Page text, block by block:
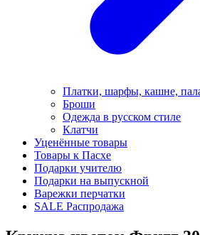
Платки, шарфы, кашне,
Броши
Одежда в русском стиле
Клатчи
Уценённые товары
Товары к Пасхе
Подарки учителю
Подарки на выпускной
Варежки перчатки
SALE Распродажа